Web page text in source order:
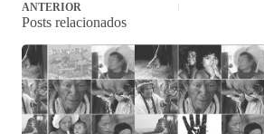
ANTERIOR
Posts relacionados